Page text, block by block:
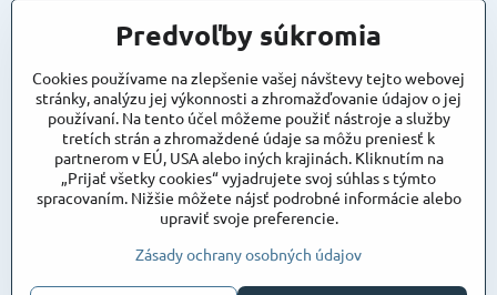
Kuriér DPD , Geis
Cena za dopravu:
Maxstore
Bratislavská 79
Areál Satina
90201 Pezinok
vjazd do areálu z Bratislavskej ulice
Súradnice pre GPS:
48°16'48.83"N, 17°15'39.45"E
Predvoľby súkromia
Cookies používame na zlepšenie vašej návštevy tejto webovej
stránky, analýzu jej výkonnosti a zhromažďovanie údajov o jej
používaní. Na tento účel môžeme použiť nástroje a služby
tretích strán a zhromaždené údaje sa môžu preniesť k
partnerom v EÚ, USA alebo iných krajinách. Kliknutím na
„Prijať všetky cookies“ vyjadrujete svoj súhlas s týmto
spracovaním. Nižšie môžete nájsť podrobné informácie alebo
upraviť svoje preferencie.
Zásady ochrany osobných údajov